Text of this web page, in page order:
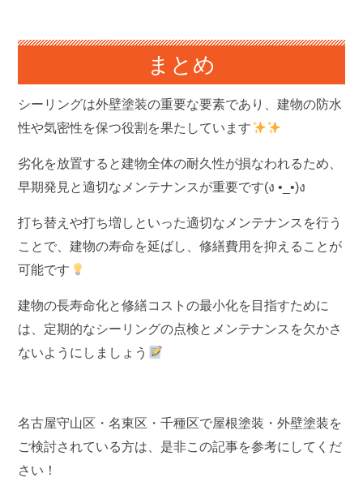
まとめ
シーリングは外壁塗装の重要な要素であり、建物の防水
性や気密性を保つ役割を果たしています
劣化を放置すると建物全体の耐久性が損なわれるため、
早期発見と適切なメンテナンスが重要です(ง •_•)ง
打ち替えや打ち増しといった適切なメンテナンスを行う
ことで、建物の寿命を延ばし、修繕費用を抑えることが
可能です
建物の長寿命化と修繕コストの最小化を目指すために
は、定期的なシーリングの点検とメンテナンスを欠かさ
ないようにしましょう
名古屋守山区・名東区・千種区で屋根塗装・外壁塗装を
ご検討されている方は、是非この記事を参考にしてくだ
さい！